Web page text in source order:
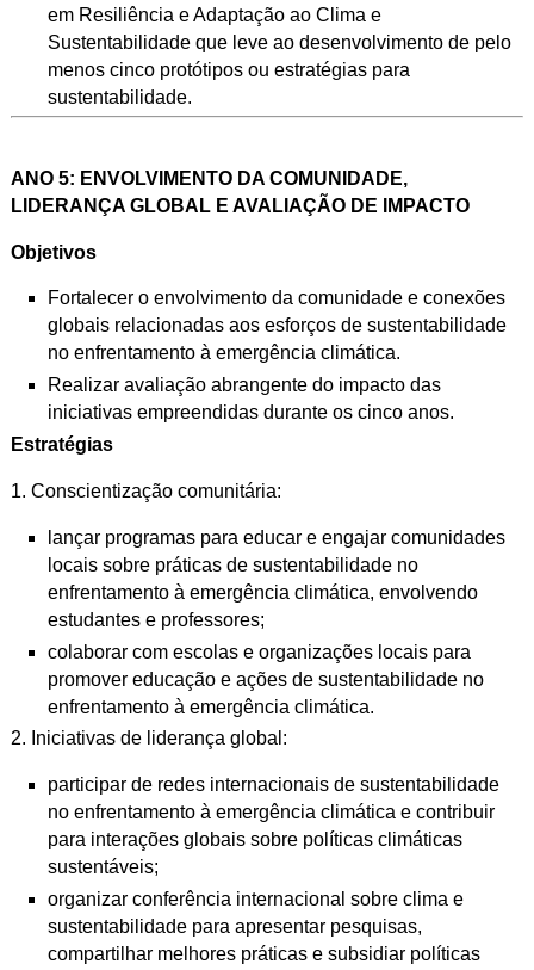
em Resiliência e Adaptação ao Clima e
Sustentabilidade que leve ao desenvolvimento de pelo
menos cinco protótipos ou estratégias para
sustentabilidade.
ANO 5: ENVOLVIMENTO DA COMUNIDADE,
LIDERANÇA GLOBAL E AVALIAÇÃO DE IMPACTO
Objetivos
Fortalecer o envolvimento da comunidade e conexões
globais relacionadas aosesforços de sustentabilidade
no enfrentamento à emergência climática.
Realizar avaliação abrangente do impacto das
iniciativas empreendidas duranteos cinco anos.
Estratégias
1. Conscientização comunitária:
lançar programas para educar e engajar comunidades
locais sobre práticas de sustentabilidade no
enfrentamento à emergência climática,envolvendo
estudantes e professores;
colaborar com escolas e organizações locais para
promover educação eações de sustentabilidade no
enfrentamento à emergência climática.
2. Iniciativas de liderança global:
participar de redes internacionais de sustentabilidade
no enfrentamento à emergência climática e contribuir
para interações globais sobre políticas climáticas
sustentáveis;
organizar conferência internacional sobre clima e
sustentabilidade para apresentar pesquisas,
compartilhar melhores práticas e subsidiar políticas